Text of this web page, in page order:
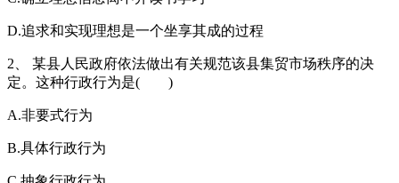
D.追求和实现理想是一个坐享其成的过程
2、 某县人民政府依法做出有关规范该县集贸市场秩序的决
定。这种行政行为是( )
A.非要式行为
B.具体行政行为